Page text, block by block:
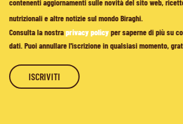
contenenti aggiornamenti sulle novità del sito web,
nutrizionali e altre notizie sul mondo Biraghi.
Consulta la nostraprivacy policyper saperne di più su
dati. Puoi annullare l'iscrizione in qualsiasi momento,